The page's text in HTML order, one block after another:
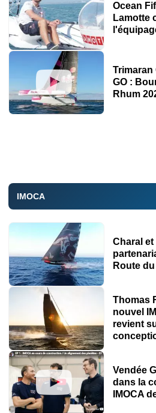
Ocean
Lamotte
Trimaran
GO :
Rhum
IMOCA
Charal
Route
Thomas
nouvel
revient
Vendée
dans la
IMOCA